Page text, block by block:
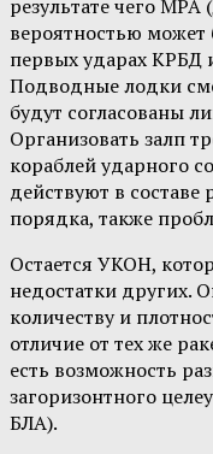
результате чего
вероятностью
первых ударах КРБД
Подводные лодки
будут согласованы
Организовать залп
кораблей ударного
действуют в составе
порядка, также
Остается УКОН,
недостатки других.
количеству и
отличие от тех же
есть возможность
загоризонтного
БЛА).